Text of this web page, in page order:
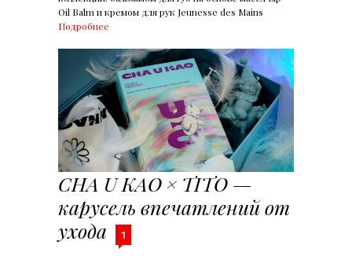
Oil Balm и кремом для рук Jeunesse des Mains
Подробнее
CHA U KAO × TITO —
карусель впечатлений от
ухода
1